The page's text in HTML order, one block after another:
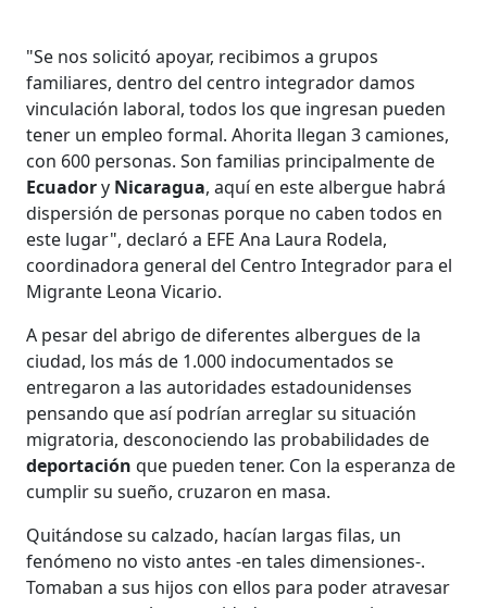
"Se nos solicitó apoyar, recibimos a grupos
familiares, dentro del centro integrador damos
vinculación laboral, todos los que ingresan pueden
tener un empleo formal. Ahorita llegan 3 camiones,
con 600 personas. Son familias principalmente de
Ecuadory Nicaragua, aquí en este albergue habrá
dispersión de personas porque no caben todos en
este lugar", declaró a EFE Ana Laura Rodela,
coordinadora general del Centro Integrador para el
Migrante Leona Vicario.
A pesar del abrigo de diferentes albergues de la
ciudad, los más de 1.000 indocumentados se
entregaron a las autoridades estadounidenses
pensando que así podrían arreglar su situación
migratoria, desconociendo las probabilidades de
deportación que pueden tener. Con la esperanza de
cumplir su sueño, cruzaron en masa.
Quitándose su calzado, hacían largas filas, un
fenómeno no visto antes -en tales dimensiones-.
Tomaban a sus hijos con ellos para poder atravesar